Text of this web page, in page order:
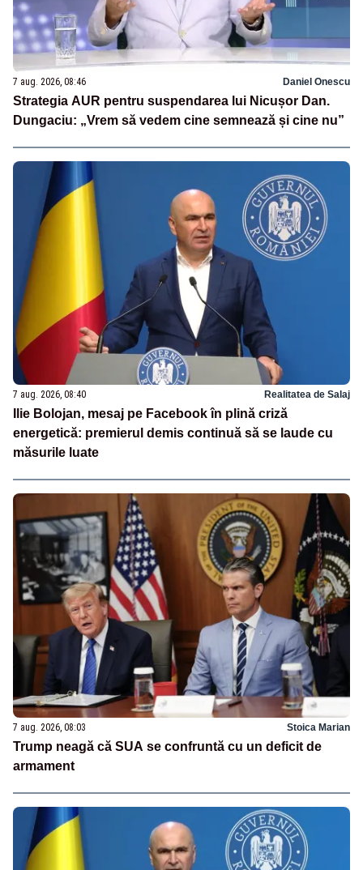
7 aug. 2026, 08:46 Daniel Onescu
Strategia AUR pentru suspendarea lui Nicușor Dan.
Dungaciu: „Vrem să vedem cine semnează și cine nu”
7 aug. 2026, 08:40 Realitatea de Salaj
Ilie Bolojan, mesaj pe Facebook în plină criză
energetică: premierul demis continuă să se laude cu
măsurile luate
7 aug. 2026, 08:03 Stoica Marian
Trump neagă că SUA se confruntă cu un deficit de
armament